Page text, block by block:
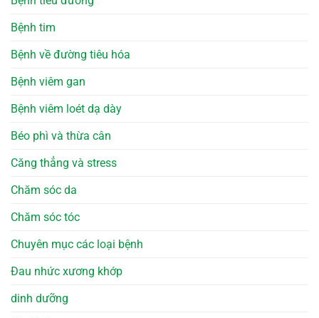
Bệnh tim
Bệnh về đường tiêu hóa
Bệnh viêm gan
Bệnh viêm loét dạ dày
Béo phì và thừa cân
Căng thẳng và stress
Chăm sóc da
Chăm sóc tóc
Chuyên mục các loại bệnh
Đau nhức xương khớp
dinh dưỡng